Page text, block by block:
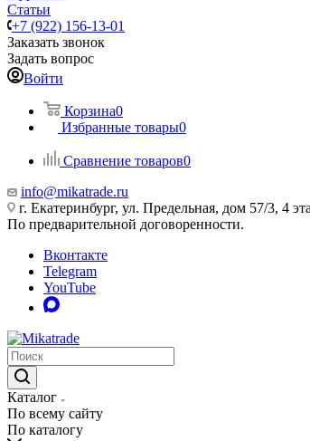
Статьи
+7 (922) 156-13-01
Заказать звонок
Задать вопрос
Войти
Корзина0
Избранные товары0
Сравнение товаров0
info@mikatrade.ru
г. Екатеринбург, ул. Предельная, дом 57/3, 4
По предварительной договоренности.
Вконтакте
Telegram
YouTube
Каталог
По всему сайту
По каталогу